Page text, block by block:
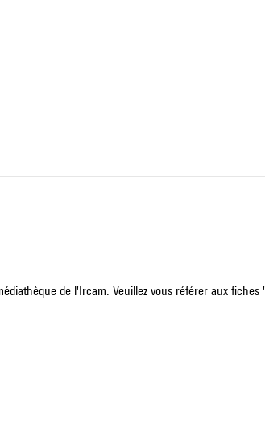
de l'Ircam. Veuillez vous référer aux fiches